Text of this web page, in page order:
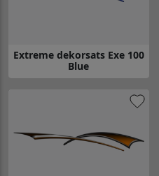
Extreme dekorsats Exe 100
Blue